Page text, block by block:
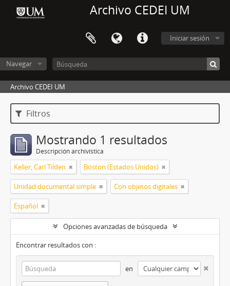
Archivo CEDEI UM
Iniciar sesión
Navegar
Archivo CEDEI UM
Filtros
Mostrando 1 resultados
Descripción archivística
Keller, Carl Tilden Boston (Estados Unidos)
Unidad documental simple Con objetos digitales
Español
Opciones avanzadas de búsqueda
Encontrar resultados con :
en